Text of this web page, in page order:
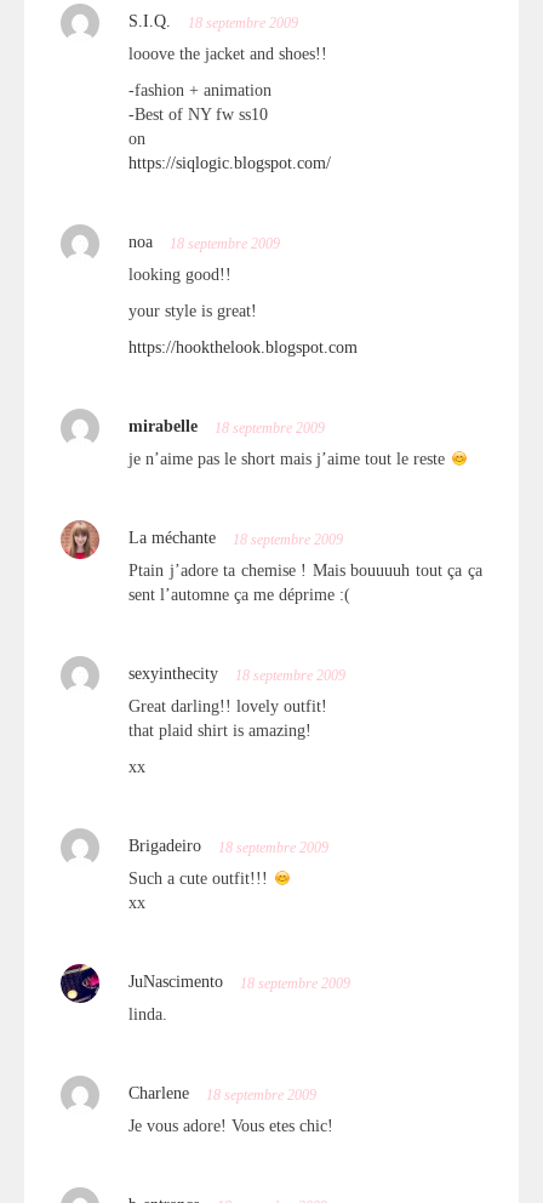
S.I.Q. 18 septembre 2009
looove the jacket and shoes!!
-fashion + animation
-Best of NY fw ss10
on
https://siqlogic.blogspot.com/
noa 18 septembre 2009
looking good!!
your style is great!
https://hookthelook.blogspot.com
mirabelle 18 septembre 2009
je n’aime pas le short mais j’aime tout le reste
La méchante 18 septembre 2009
Ptain j’adore ta chemise ! Mais bouuuuh tout ça ça
sent l’automne ça me déprime :(
sexyinthecity 18 septembre 2009
Great darling!! lovely outfit!
that plaid shirt is amazing!
xx
Brigadeiro 18 septembre 2009
Such a cute outfit!!!
xx
JuNascimento 18 septembre 2009
linda.
Charlene 18 septembre 2009
Je vous adore! Vous etes chic!